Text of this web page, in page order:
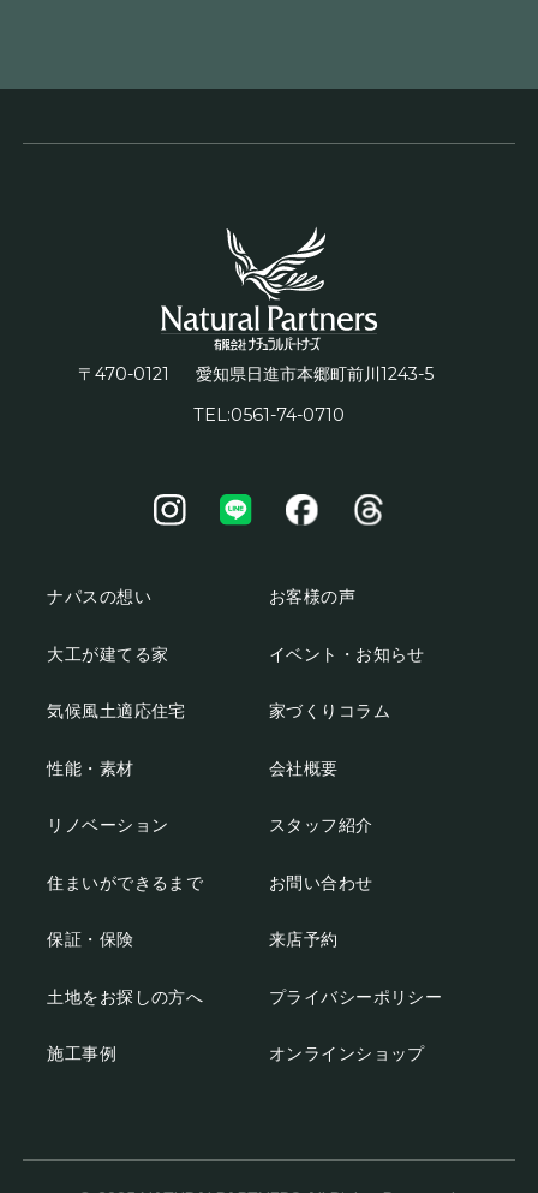
〒470-0121 愛知県日進市本郷町前川 1243-5
TEL:0561-74-0710
ナパスの想い
大工が建てる家
気候風土適応住宅
性能・素材
リノベーション
住まいができるまで
保証・保険
土地をお探しの方へ
施工事例
お客様の声
イベント・お知らせ
家づくりコラム
会社概要
スタッフ紹介
お問い合わせ
来店予約
プライバシーポリシー
オンラインショップ